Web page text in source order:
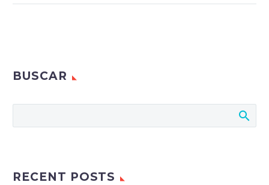
BUSCAR
RECENT POSTS